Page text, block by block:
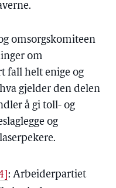
omsorgskomiteen
om
fall helt enige og
gjelder den delen
å gi toll- og
og
: Arbeiderpartiet